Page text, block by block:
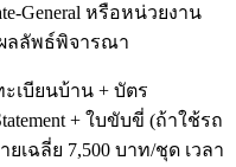
General หรือหน่วยงาน
ลลัพธ์พิจารณา
เบียนบ้าน + บัตร
+ ใบขับขี่ (ถ้าใช้รถ
เฉลี่ย 7,500 บาท/ชุด เวลา